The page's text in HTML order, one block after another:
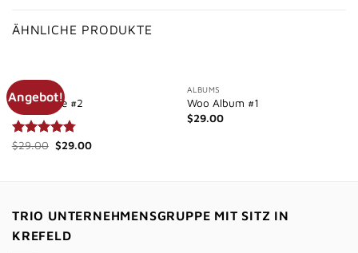
ÄHNLICHE PRODUKTE
Angebot!
Woo Single #2
Bewertet
$29.00 Ursprünglicher
Preis
$29.00Aktueller
ALBUMS
Woo Album #1
$29.00
TRIO UNTERNEHMENSGRUPPE MIT SITZ IN
KREFELD